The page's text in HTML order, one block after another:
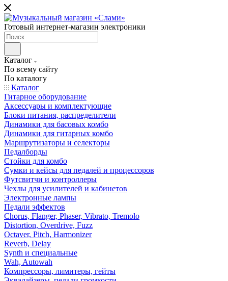
Готовый интернет-магазин электроники
Каталог
По всему сайту
По каталогу
Каталог
Гитарное оборудование
Аксессуары и комплектующие
Блоки питания, распределители
Динамики для басовых комбо
Динамики для гитарных комбо
Маршрутизаторы и селекторы
Педалборды
Стойки для комбо
Сумки и кейсы для педалей и процессоров
Футсвитчи и контроллеры
Чехлы для усилителей и кабинетов
Электронные лампы
Педали эффектов
Chorus, Flanger, Phaser, Vibrato, Tremolo
Distortion, Overdrive, Fuzz
Octaver, Pitch, Harmonizer
Reverb, Delay
Synth и специальные
Wah, Autowah
Компрессоры, лимитеры, гейты